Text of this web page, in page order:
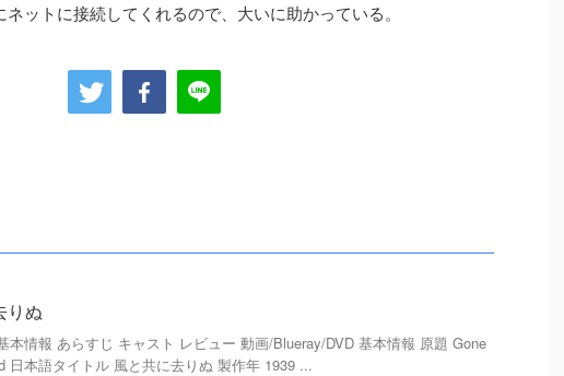
ットに接続してくれるので、大いに助かっている。
りぬ
本情報 あらすじ キャスト レビュー 動画/Blueray/DVD 基本情報 原題 Gone
日本語タイトル 風と共に去りぬ 製作年 1939 ...